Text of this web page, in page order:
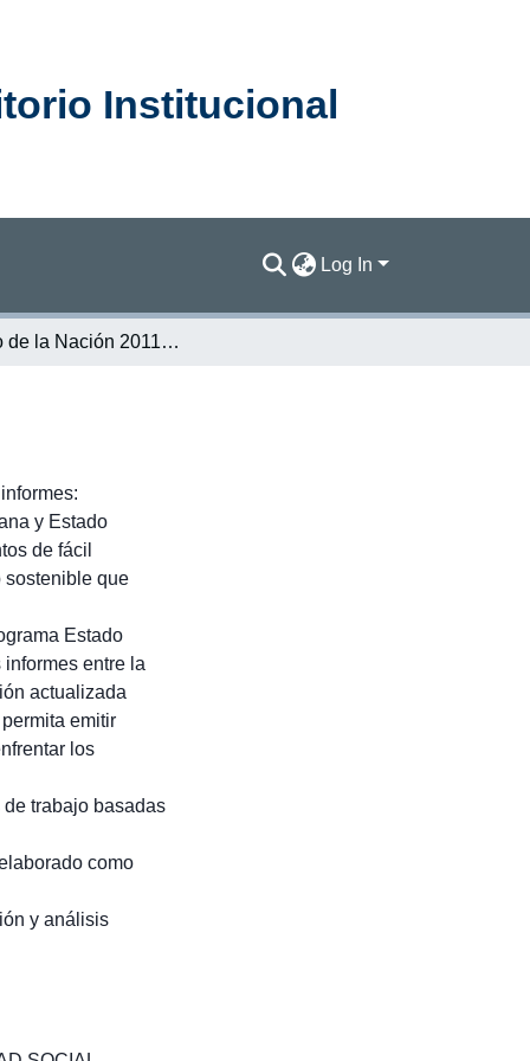
Institucional
Log In
Estado de la Nación 2011 : Hojas de trabajo
y Estado
de fácil
sostenible que
Estado
entre la
actualizada
emitir
los
trabajo basadas
como
y análisis